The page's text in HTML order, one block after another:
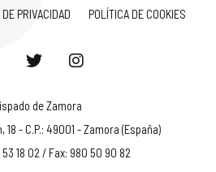
PRIVACIDAD POLÍTICA DE COOKIES
de Zamora
- C.P.: 49001 - Zamora (España)
18 02 / Fax: 980 50 90 82